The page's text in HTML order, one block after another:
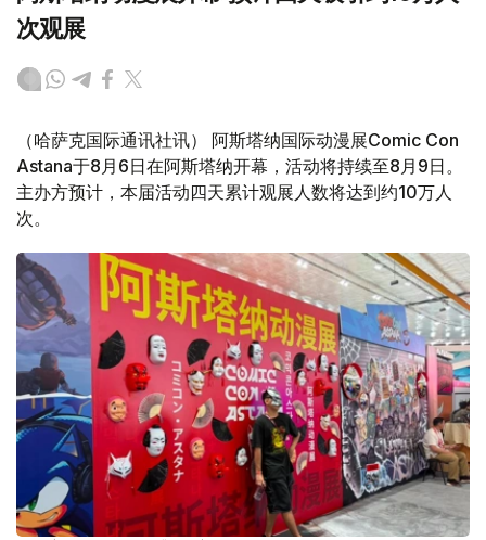
次观展
（哈萨克国际通讯社讯） 阿斯塔纳国际动漫展Comic Con
Astana于8月6日在阿斯塔纳开幕，活动将持续至8月9日。
主办方预计，本届活动四天累计观展人数将达到约10万人
次。